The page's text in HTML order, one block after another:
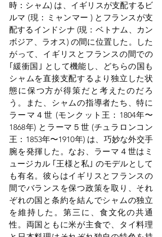
時：シャム) は、イギリスが支配するビ
ルマ (現：ミャンマー ) とフランスが支
配するインドシナ (現：ベトナム、カン
ボジア、ラオス) の間に位置した。した
がって、イギリスとフランスの間での
｢緩衝国｣ として機能し、どちらの国も
シャムを直接支配するより独立した状
態に保つ方が得策だと考えたのだろ
う。また、シャムの指導者たち、特に
ラーマ４世 (モンクット王：1804年〜
1868年) とラーマ５世 (チュラロンコン
王：1853年〜1910年) は、巧妙な外交手
腕を発揮した。なお、ラーマ４世はミ
ュージカル ｢王様と私｣ のモデルとして
も有名。彼らはイギリスとフランスの
間でバランスを保つ政策を取り、それ
ぞれの国と条約を結んでシャムの独立
を維持した。第三に、食文化の共通
性。両国ともに米が主食で、タイ料理